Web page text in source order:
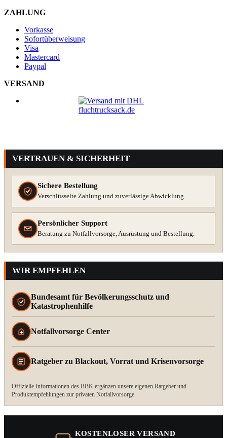
ZAHLUNG
Vorkasse
Sofortüberweisung
Visa
Mastercard
Paypal
VERSAND
VERTRAUEN & SICHERHEIT
Sichere Bestellung
Verschlüsselte Zahlung und zuverlässige Abwicklung.
Persönlicher Support
Beratung zu Notfallvorsorge, Ausrüstung und Bestellung.
WIR EMPFEHLEN
Bundesamt für Bevölkerungsschutz und
Katastrophenhilfe
Notfallvorsorge Center
Ratgeber zu Blackout, Vorrat und Krisenvorsorge
Offizielle Informationen des BBK ergänzen unsere eigenen Ratgeber und
Produktempfehlungen zur privaten Notfallvorsorge.
KOSTENLOSER VERSAND